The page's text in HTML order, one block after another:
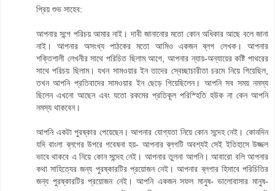
প্রিয় শুভ সাহেব:
আপনার সন্গে পরিচয় আমার নাই। দাবী জানানোর মতো কোন অধিকার আছে বলে জানা
নাই। আপনার অসংখ্য পাঠকের মতো আমিও একজন ব্লগ লেখক। আপনার
শক্তিশালী লেখনীর সাথে পরিচিত ছিলাম আগে, আপনার ন্যায়-অন্যায়ের কষ্টি পাথরের
সাথে পরিচয় ছিলাম। যখন সামওয়ার ইন তাদের স্বেচ্ছাচারীতা চরমে নিয়ে গিয়েছিল,
তখন আপনি প্রতিবাদের সামওয়ার ইন ছেড়ে গিয়েছিলেন। আপনি সব সময় নমস্য
ছিলেন এখনো আছেন এবং যতো রকমের প্রতিকূল পরিস্হিতি হউক না কেন আপনি
নমস্য থাকবেন।
আপনি একটা পুরষ্কার পেয়েছেন। আপনার যোগ্যতা নিয়ে কোন সন্দেহ নেই। কোনদিন
যদি বাংলা ব্লগের উপরে গবেষনা হয়- আপনার ব্লগটি অবশ্যই সেই ইতিহাসে উজ্জল
ভাবে থাকবে এ নিয়ে কোন সন্দেহ নেই। আপনার তুলনা আপনি। আবারো বলি আপনার
কথা সাহিত্যের জন্য পুরষ্কারটির প্রয়োজন নেই। আপনার ব্লগার হিসাবে পরিচিতির
জন্য পুরষ্কারটির প্রয়োজন নেই। আপনি একজন সফল মানুষ- ভালোবাসার মানুষ-